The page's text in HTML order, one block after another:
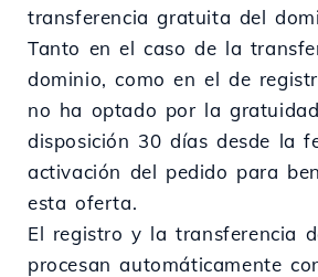
transferencia gratuita del
Tanto en el caso de la
dominio, como en el de
no ha optado por la
disposición 30 días desde la
activación del pedido para
esta oferta.
El registro y la transferencia
procesan automáticamente